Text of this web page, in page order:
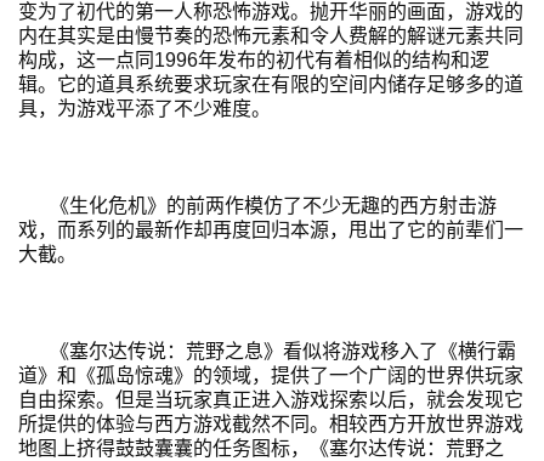
变为了初代的第一人称恐怖游戏。抛开华丽的画面，游戏的
内在其实是由慢节奏的恐怖元素和令人费解的解谜元素共同
构成，这一点同1996年发布的初代有着相似的结构和逻
辑。它的道具系统要求玩家在有限的空间内储存足够多的道
具，为游戏平添了不少难度。
《生化危机》的前两作模仿了不少无趣的西方射击游
戏，而系列的最新作却再度回归本源，甩出了它的前辈们一
大截。
《塞尔达传说：荒野之息》看似将游戏移入了《横行霸
道》和《孤岛惊魂》的领域，提供了一个广阔的世界供玩家
自由探索。但是当玩家真正进入游戏探索以后，就会发现它
所提供的体验与西方游戏截然不同。相较西方开放世界游戏
地图上挤得鼓鼓囊囊的任务图标，《塞尔达传说：荒野之